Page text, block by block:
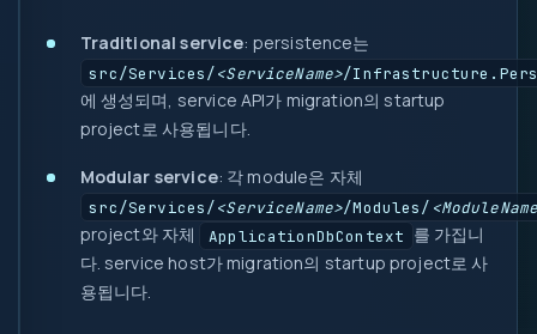
Traditional service: persistence는
src/Services/<ServiceName>/
에 생성되며, service API가 migration의 startup
project로 사용됩니다.
Modular service: 각 module은 자체
src/Services/<ServiceName>/Modules/
project와 자체 ApplicationDbContext 를 가집니
다. service host가 migration의 startup project로 사
용됩니다.